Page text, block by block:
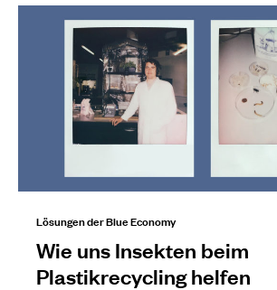
Lösungen der Blue Economy
Wie uns Insekten beim
Plastikrecycling helfen